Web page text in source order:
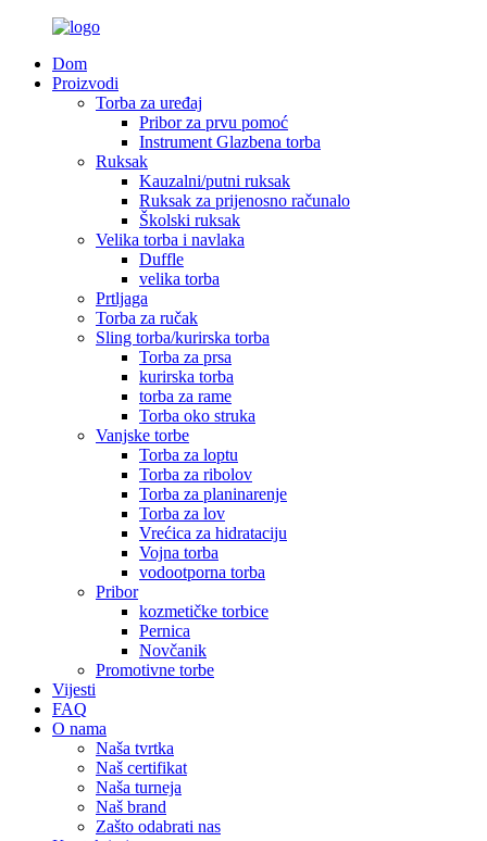
Dom
Proizvodi
Torba za uređaj
Pribor za prvu pomoć
Instrument Glazbena torba
Ruksak
Kauzalni/putni ruksak
Ruksak za prijenosno računalo
Školski ruksak
Velika torba i navlaka
Duffle
velika torba
Prtljaga
Torba za ručak
Sling torba/kurirska torba
Torba za prsa
kurirska torba
torba za rame
Torba oko struka
Vanjske torbe
Torba za loptu
Torba za ribolov
Torba za planinarenje
Torba za lov
Vrećica za hidrataciju
Vojna torba
vodootporna torba
Pribor
kozmetičke torbice
Pernica
Novčanik
Promotivne torbe
Vijesti
FAQ
O nama
Naša tvrtka
Naš certifikat
Naša turneja
Naš brand
Zašto odabrati nas